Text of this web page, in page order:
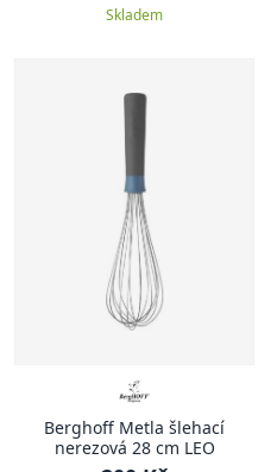
Skladem
Berghoff Metla šlehací
nerezová 28 cm LEO